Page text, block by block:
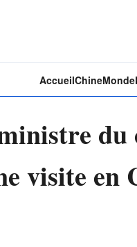
AccueilChineMonde
du
visite en